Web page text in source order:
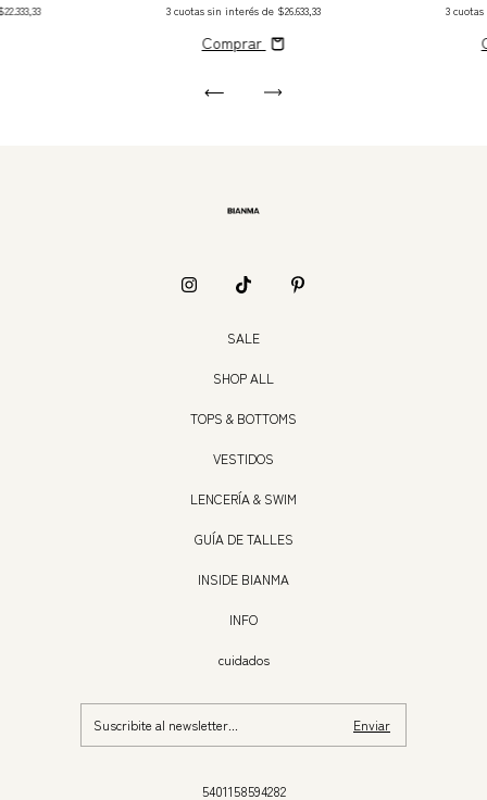
3 cuotas sin interés de $26.633,33
Comprar
3
SALE
SHOP ALL
TOPS & BOTTOMS
VESTIDOS
LENCERÍA & SWIM
GUÍA DE TALLES
INSIDE BIANMA
INFO
cuidados
5401158594282